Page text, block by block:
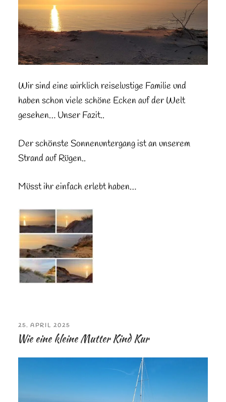
Wir sind eine wirklich reiselustige Familie und
haben schon viele schöne Ecken auf der Welt
gesehen… Unser Fazit..
Der schönste Sonnenuntergang ist an unserem
Strand auf Rügen..
Müsst ihr einfach erlebt haben…
VERÖFFENTLICHT
AM
25. APRIL 2025
Wie eine kleine Mutter Kind Kur